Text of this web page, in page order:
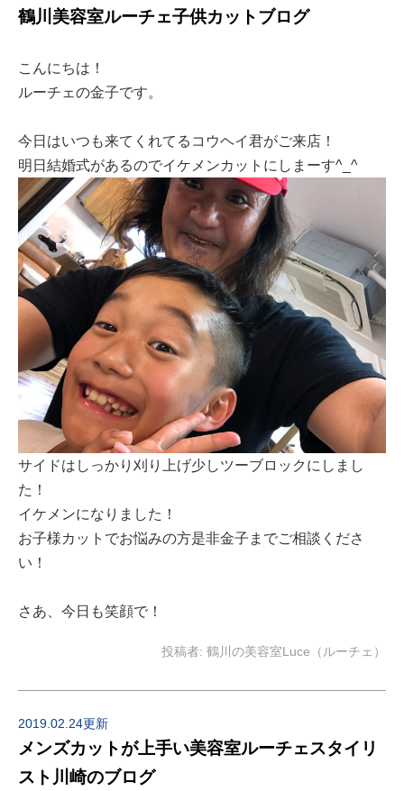
鶴川美容室ルーチェ子供カットブログ
こんにちは！
ルーチェの金子です。
今日はいつも来てくれてるコウヘイ君がご来店！
明日結婚式があるのでイケメンカットにしまーす^_^
サイドはしっかり刈り上げ少しツーブロックにしまし
た！
イケメンになりました！
お子様カットでお悩みの方是非金子までご相談くださ
い！
さあ、今日も笑顔で！
投稿者: 鶴川の美容室Luce（ルーチェ）
2019.02.24更新
メンズカットが上手い美容室ルーチェスタイリ
スト川崎のブログ